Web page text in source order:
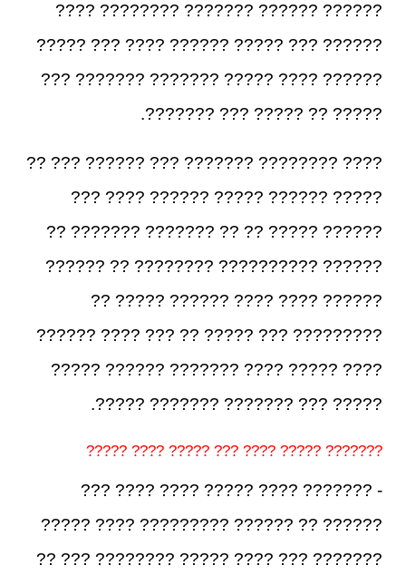
?????? ?????? ??????? ???????? ????
?????? ??? ????? ?????? ???? ??? ?????
?????? ???? ????? ??????? ??????? ???
????? ?? ????? ??? ???????.
???? ???????? ??????? ??? ?????? ??? ??
????? ?????? ????? ?????? ???? ???
?????? ????? ?? ?? ??????? ??????? ??
?????? ?????????? ???????? ?? ??????
?????? ???? ???? ?????? ????? ??
????????? ??? ????? ?? ??? ???? ??????
???? ????? ???? ??????? ?????? ?????
????? ??? ??????? ??????? ?????.
??????? ????? ???? ??? ????? ???? ?????
- ??????? ???? ????? ???? ???? ???
?????? ?? ?????? ????????? ???? ?????
??????? ??? ???? ????? ???????? ??? ??